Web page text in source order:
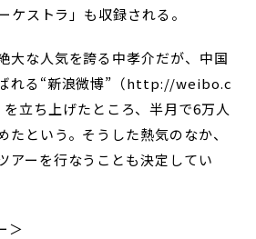
ケストラ」も収録される。
大な人気を誇る中孝介だが、中国
れる“新浪微博”（http://weibo.c
立ち上げたところ、半月で6万人
たという。そうした熱気のなか、
アーを行なうことも決定してい
＞